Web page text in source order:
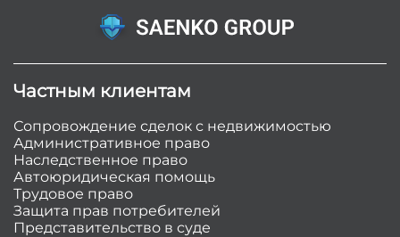
Частным клиентам
Сопровождение сделок с недвижимостью
Административное право
Наследственное право
Автоюридическая помощь
Трудовое право
Защита прав потребителей
Представительство в суде